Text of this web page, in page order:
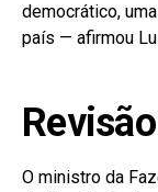
democrático,
país — afirmou
O ministro da